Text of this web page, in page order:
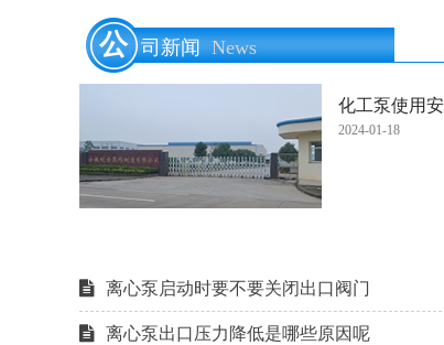
公 司新闻 News
化工泵使用
2024-01-18
离心泵启动时要不要关闭出口阀门
离心泵出口压力降低是哪些原因呢